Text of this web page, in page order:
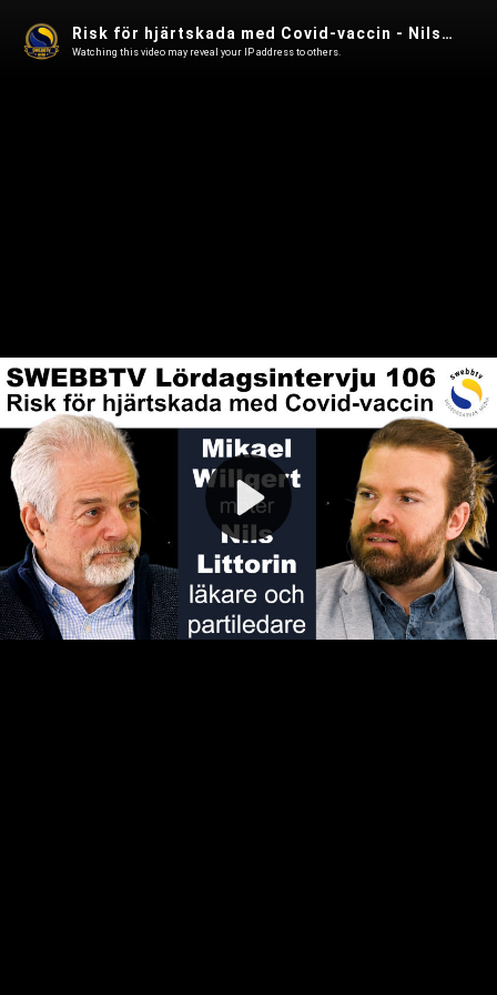
Play
Video
Risk för hjärtskada med Covid-vaccin - Nils Littorin, läkare, i Lördagsintervju 106
Watching this video may reveal your IP address to others.